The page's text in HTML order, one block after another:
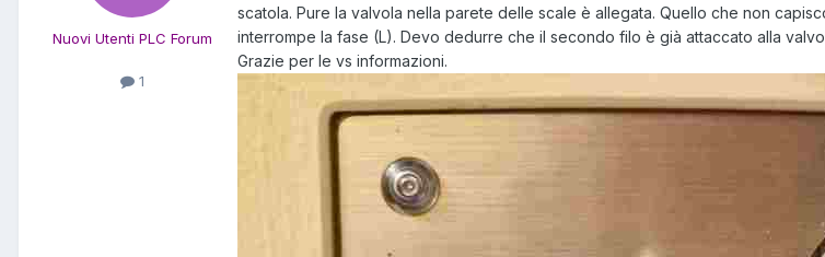
Nuovi Utenti PLC Forum
1
scatola. Pure la valvola nella parete delle scale è allegata. Quello che non
interrompe la fase (L). Devo dedurre che il secondo filo è già attaccato alla
Grazie per le vs informazioni.